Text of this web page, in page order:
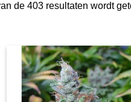
de 403 resultaten wordt